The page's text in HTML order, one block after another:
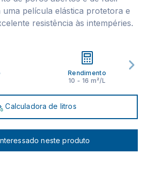
película elástica protetora e
resistência às intempéries.
Rendimento
10 - 16 m²/L
Calculadora de litros
neste produto